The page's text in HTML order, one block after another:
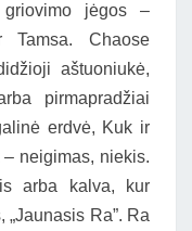
griovimo jėgos –
Tamsa. Chaose
aštuoniukė,
pirmapradžiai
erdvė, Kuk ir
neigimas, niekis.
arba kalva, kur
Ra”. Ra